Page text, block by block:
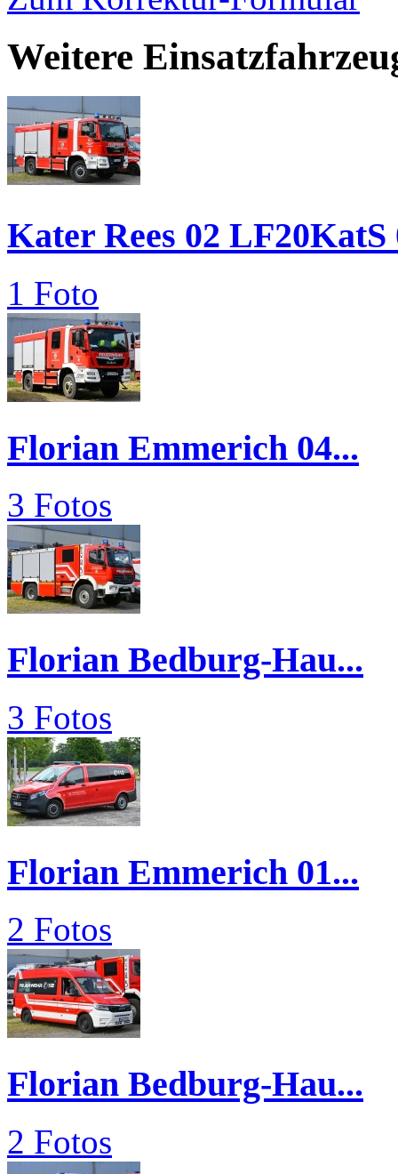
Weitere
Kater Rees 02 LF20KatS
1 Foto
Florian Emmerich 04...
3 Fotos
Florian Bedburg-Hau...
3 Fotos
Florian Emmerich 01...
2 Fotos
Florian Bedburg-Hau...
2 Fotos